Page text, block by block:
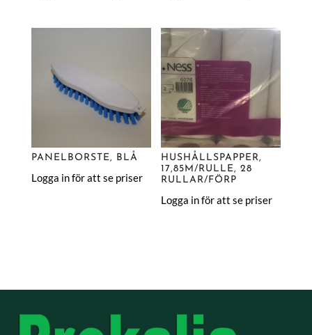
PANELBORSTE, BLÅ
Logga in för att se priser
HUSHÅLLSPAPPER,
17,85M/RULLE, 28
RULLAR/FÖRP
Logga in för att se priser